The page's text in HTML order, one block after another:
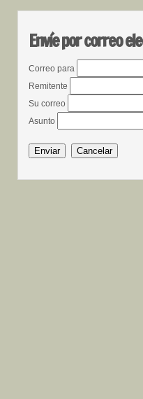
Envíe por correo
Correo para
Remitente
Su correo
Asunto
Enviar Cancelar